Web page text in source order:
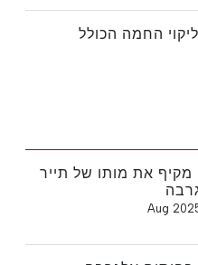
החמה הכולל
מקיף את מותו של תייר